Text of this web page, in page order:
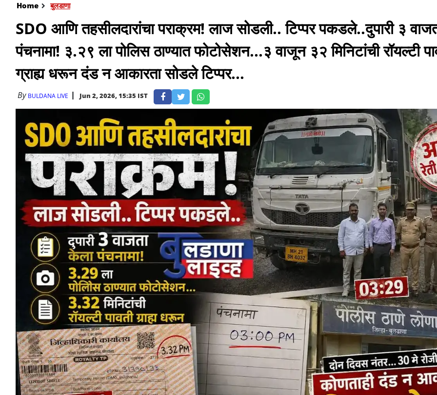
Home बुलडाणा
SDO आणि तहसीलदारांचा पराक्रम! लाज सोडली.. टिप्पर पकडले..दुपारी ३
पंचनामा! ३.२९ ला पोलिस ठाण्यात फोटोसेशन...३ वाजून ३२ मिनिटांची रॉयल्टी
ग्राह्य धरून दंड न आकारता सोडले टिप्पर...
By BULDANA LIVE Jun 2, 2026, 15:35 IST